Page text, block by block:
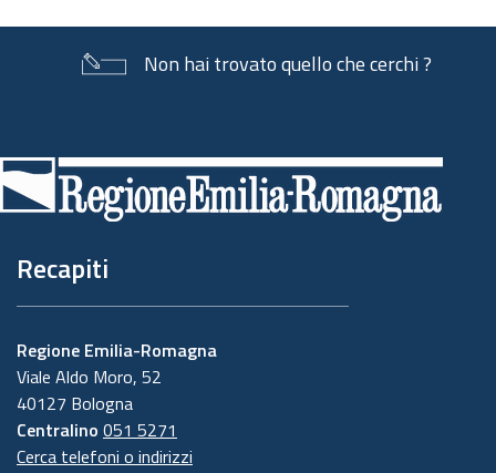
Non hai trovato quello che cerchi ?
di
pagina
Recapiti
Regione Emilia-Romagna
Viale Aldo Moro, 52
40127 Bologna
Centralino 051 5271
Cerca telefoni o indirizzi